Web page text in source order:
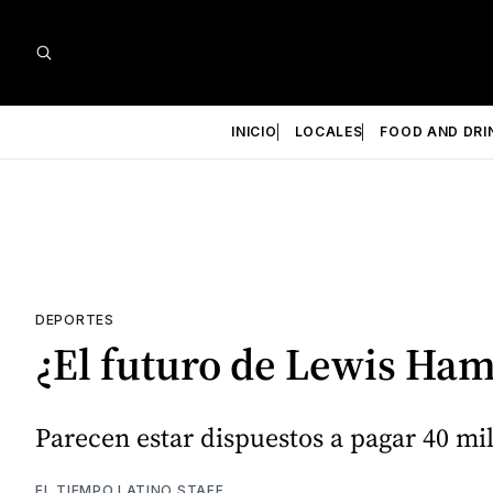
INICIO LOCALES FOOD AND
DEPORTES
¿El futuro de Lewis
Parecen estar dispuestos a pagar 40